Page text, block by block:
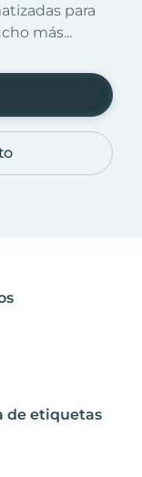
para
más...
de etiquetas